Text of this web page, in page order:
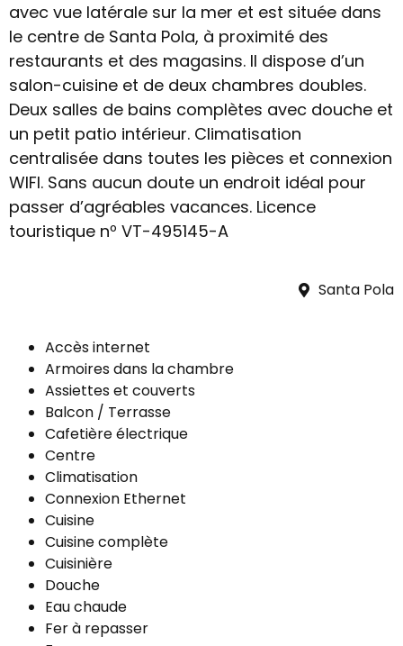
avec vue latérale sur la mer et est située dans
le centre de Santa Pola, à proximité des
restaurants et des magasins. Il dispose d’un
salon-cuisine et de deux chambres doubles.
Deux salles de bains complètes avec douche et
un petit patio intérieur. Climatisation
centralisée dans toutes les pièces et connexion
WIFI. Sans aucun doute un endroit idéal pour
passer d’agréables vacances. Licence
touristique nº VT-495145-A
Santa Pola
Accès internet
Armoires dans la chambre
Assiettes et couverts
Balcon / Terrasse
Cafetière électrique
Centre
Climatisation
Connexion Ethernet
Cuisine
Cuisine complète
Cuisinière
Douche
Eau chaude
Fer à repasser